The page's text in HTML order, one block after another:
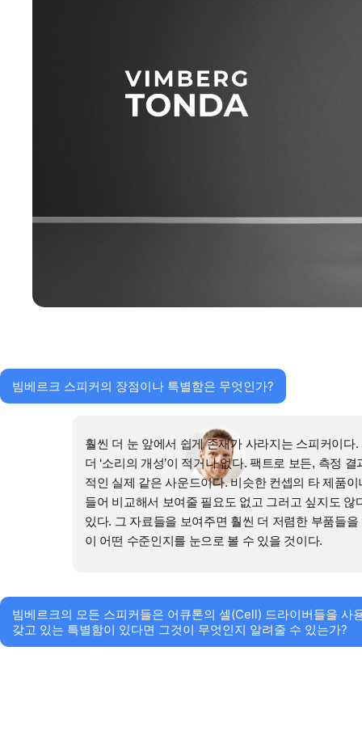
빔베르크 스피커의 장점이나 특별함은 무엇인가?
훨씬 더 눈 앞에서 쉽게 존재가 사라지는 스피커이
더 ‘소리의 개성’이 적거나 없다. 팩트로 보든, 측정
적인 실제 같은 사운드이다. 비슷한 컨셉의 타 제품
들어 비교해서 보여줄 필요도 없고 그러고 싶지도
있다. 그 자료들을 보여주면 훨씬 더 저렴한 부품들
이 어떤 수준인지를 눈으로 볼 수 있을 것이다.
빔베르크의 모든 스피커들은 어큐톤의 셀(Cell) 드라이버들을
갖고 있는 특별함이 있다면 그것이 무엇인지 알려줄 수 있는가?